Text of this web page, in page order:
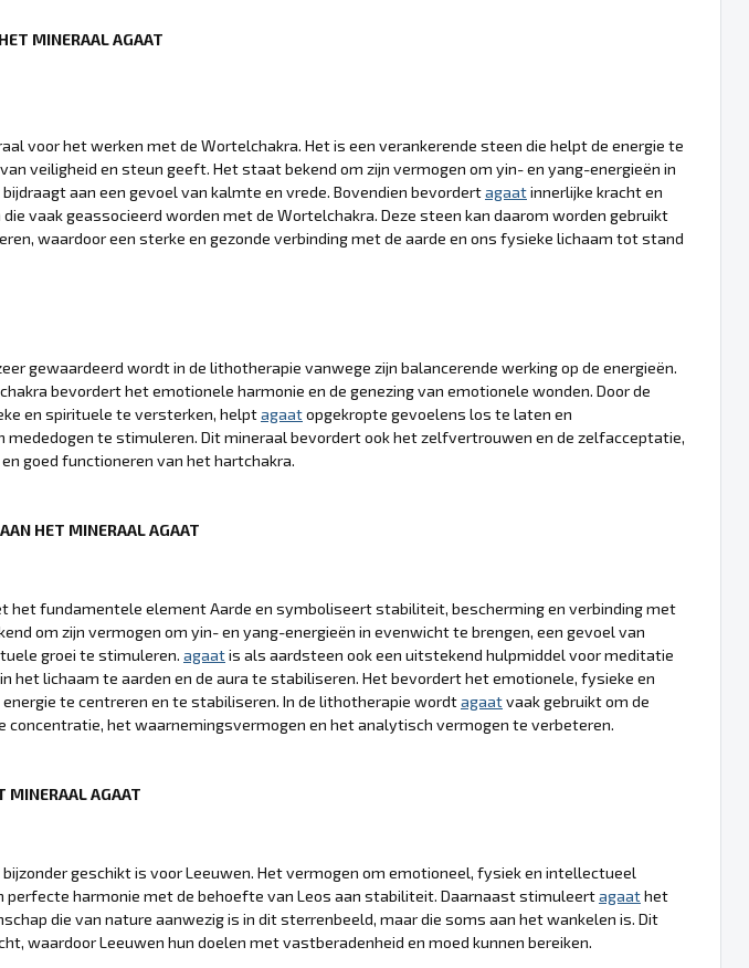
MINERAAL AGAAT
voor het werken met de Wortelchakra. Het is een verankerende steen die helpt de energie te
veiligheid en steun geeft. Het staat bekend om zijn vermogen om yin- en yang-energieën in
aan een gevoel van kalmte en vrede. Bovendien bevordertagaatinnerlijke kracht en
vaak geassocieerd worden met de Wortelchakra. Deze steen kan daarom worden gebruikt
waardoor een sterke en gezonde verbinding met de aarde en ons fysieke lichaam tot stand
gewaardeerd wordt in de lithotherapie vanwege zijn balancerende werking op de energieën.
bevordert het emotionele harmonie en de genezing van emotionele wonden. Door de
en spirituele te versterken, helptagaatopgekropte gevoelens los te laten en
mededogen te stimuleren. Dit mineraal bevordert ook het zelfvertrouwen en de zelfacceptatie,
goed functioneren van het hartchakra.
HET MINERAAL AGAAT
het fundamentele element Aarde en symboliseert stabiliteit, bescherming en verbinding met
om zijn vermogen om yin- en yang-energieën in evenwicht te brengen, een gevoel van
groei te stimuleren. agaatis als aardsteen ook een uitstekend hulpmiddel voor meditatie
het lichaam te aarden en de aura te stabiliseren. Het bevordert het emotionele, fysieke en
te centreren en te stabiliseren. In de lithotherapie wordtagaatvaak gebruikt om de
concentratie, het waarnemingsvermogen en het analytisch vermogen te verbeteren.
MINERAAL AGAAT
geschikt is voor Leeuwen. Het vermogen om emotioneel, fysiek en intellectueel
perfecte harmonie met de behoefte van Leos aan stabiliteit. Daarnaast stimuleertagaathet
die van nature aanwezig is in dit sterrenbeeld, maar die soms aan het wankelen is. Dit
waardoor Leeuwen hun doelen met vastberadenheid en moed kunnen bereiken.